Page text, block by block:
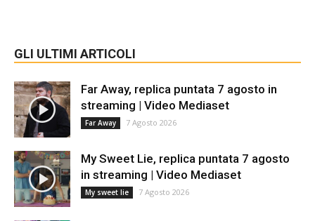
GLI ULTIMI ARTICOLI
Far Away, replica puntata 7 agosto in
streaming | Video Mediaset
Far Away 7 Agosto 2026
My Sweet Lie, replica puntata 7 agosto
in streaming | Video Mediaset
My sweet lie 7 Agosto 2026